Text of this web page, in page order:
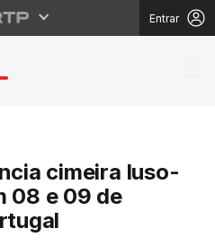
Entrar
anuncia
cimeira luso-
08 e 09 de